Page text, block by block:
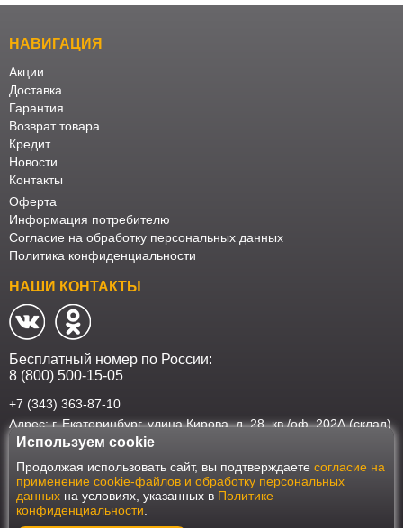
НАВИГАЦИЯ
Акции
Доставка
Гарантия
Возврат товара
Кредит
Новости
Контакты
Оферта
Информация потребителю
Согласие на обработку персональных данных
Политика конфиденциальности
НАШИ КОНТАКТЫ
Бесплатный номер по России:
8 (800) 500-15-05
+7 (343) 363-87-10
Адрес: г. Екатеринбург, улица Кирова, д. 28, кв./оф. 202А (склад)
Наш интернет-магазин работает в соответствии с требованиями
Федерального закона от 27 июля 2006 года №152-ФЗ "О персональных
данных". Оформить заказ на сайте Мебеласка возможно только при
наличии согласия на обработку Ваших персональных данных. Для
улучшения работы сайта и его взаимодействия с пользователями мы
используем файлы cookie. Продолжая пользоваться сайтом, вы
Используем cookie
Продолжая использовать сайт, вы подтверждаете согласие на
применение cookie-файлов и обработку персональных
данных на условиях, указанных в Политике
конфиденциальности